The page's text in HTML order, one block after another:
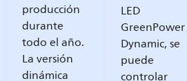
producción
durante
todo el año.
La versión
dinámica
LED
GreenPower
Dynamic, se
puede
controlar